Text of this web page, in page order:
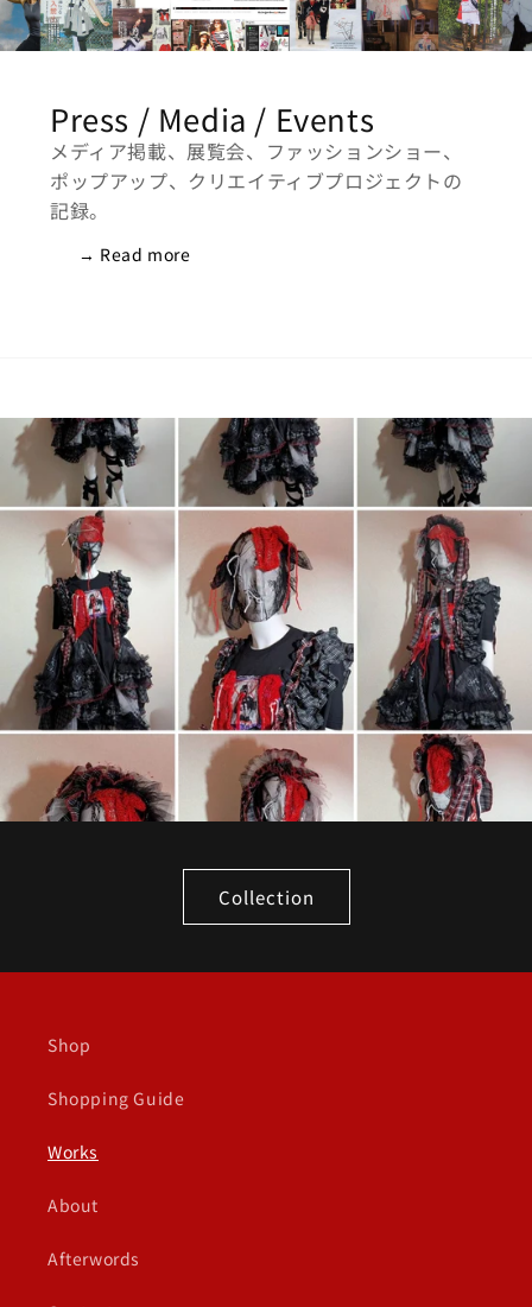
Press / Media / Events
メディア掲載、展覧会、ファッションショー、
ポップアップ、クリエイティブプロジェクトの
記録。
→ Read more
Collection
Shop
Shopping Guide
Works
About
Afterwords